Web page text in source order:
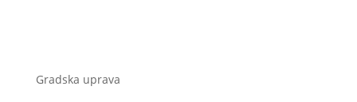
Gradska uprava